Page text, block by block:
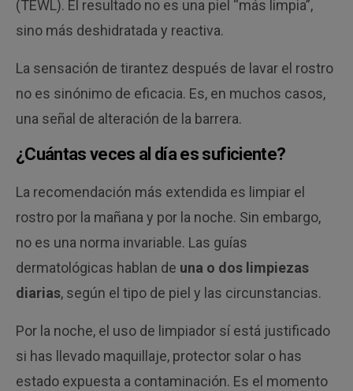
(TEWL). El resultado no es una piel “más limpia”,
sino más deshidratada y reactiva.
La sensación de tirantez después de lavar el rostro
no es sinónimo de eficacia. Es, en muchos casos,
una señal de alteración de la barrera.
¿Cuántas veces al día es suficiente?
La recomendación más extendida es limpiar el
rostro por la mañana y por la noche. Sin embargo,
no es una norma invariable. Las guías
dermatológicas hablan de una o dos limpiezas
diarias, según el tipo de piel y las circunstancias.
Por la noche, el uso de limpiador sí está justificado
si has llevado maquillaje, protector solar o has
estado expuesta a contaminación. Es el momento